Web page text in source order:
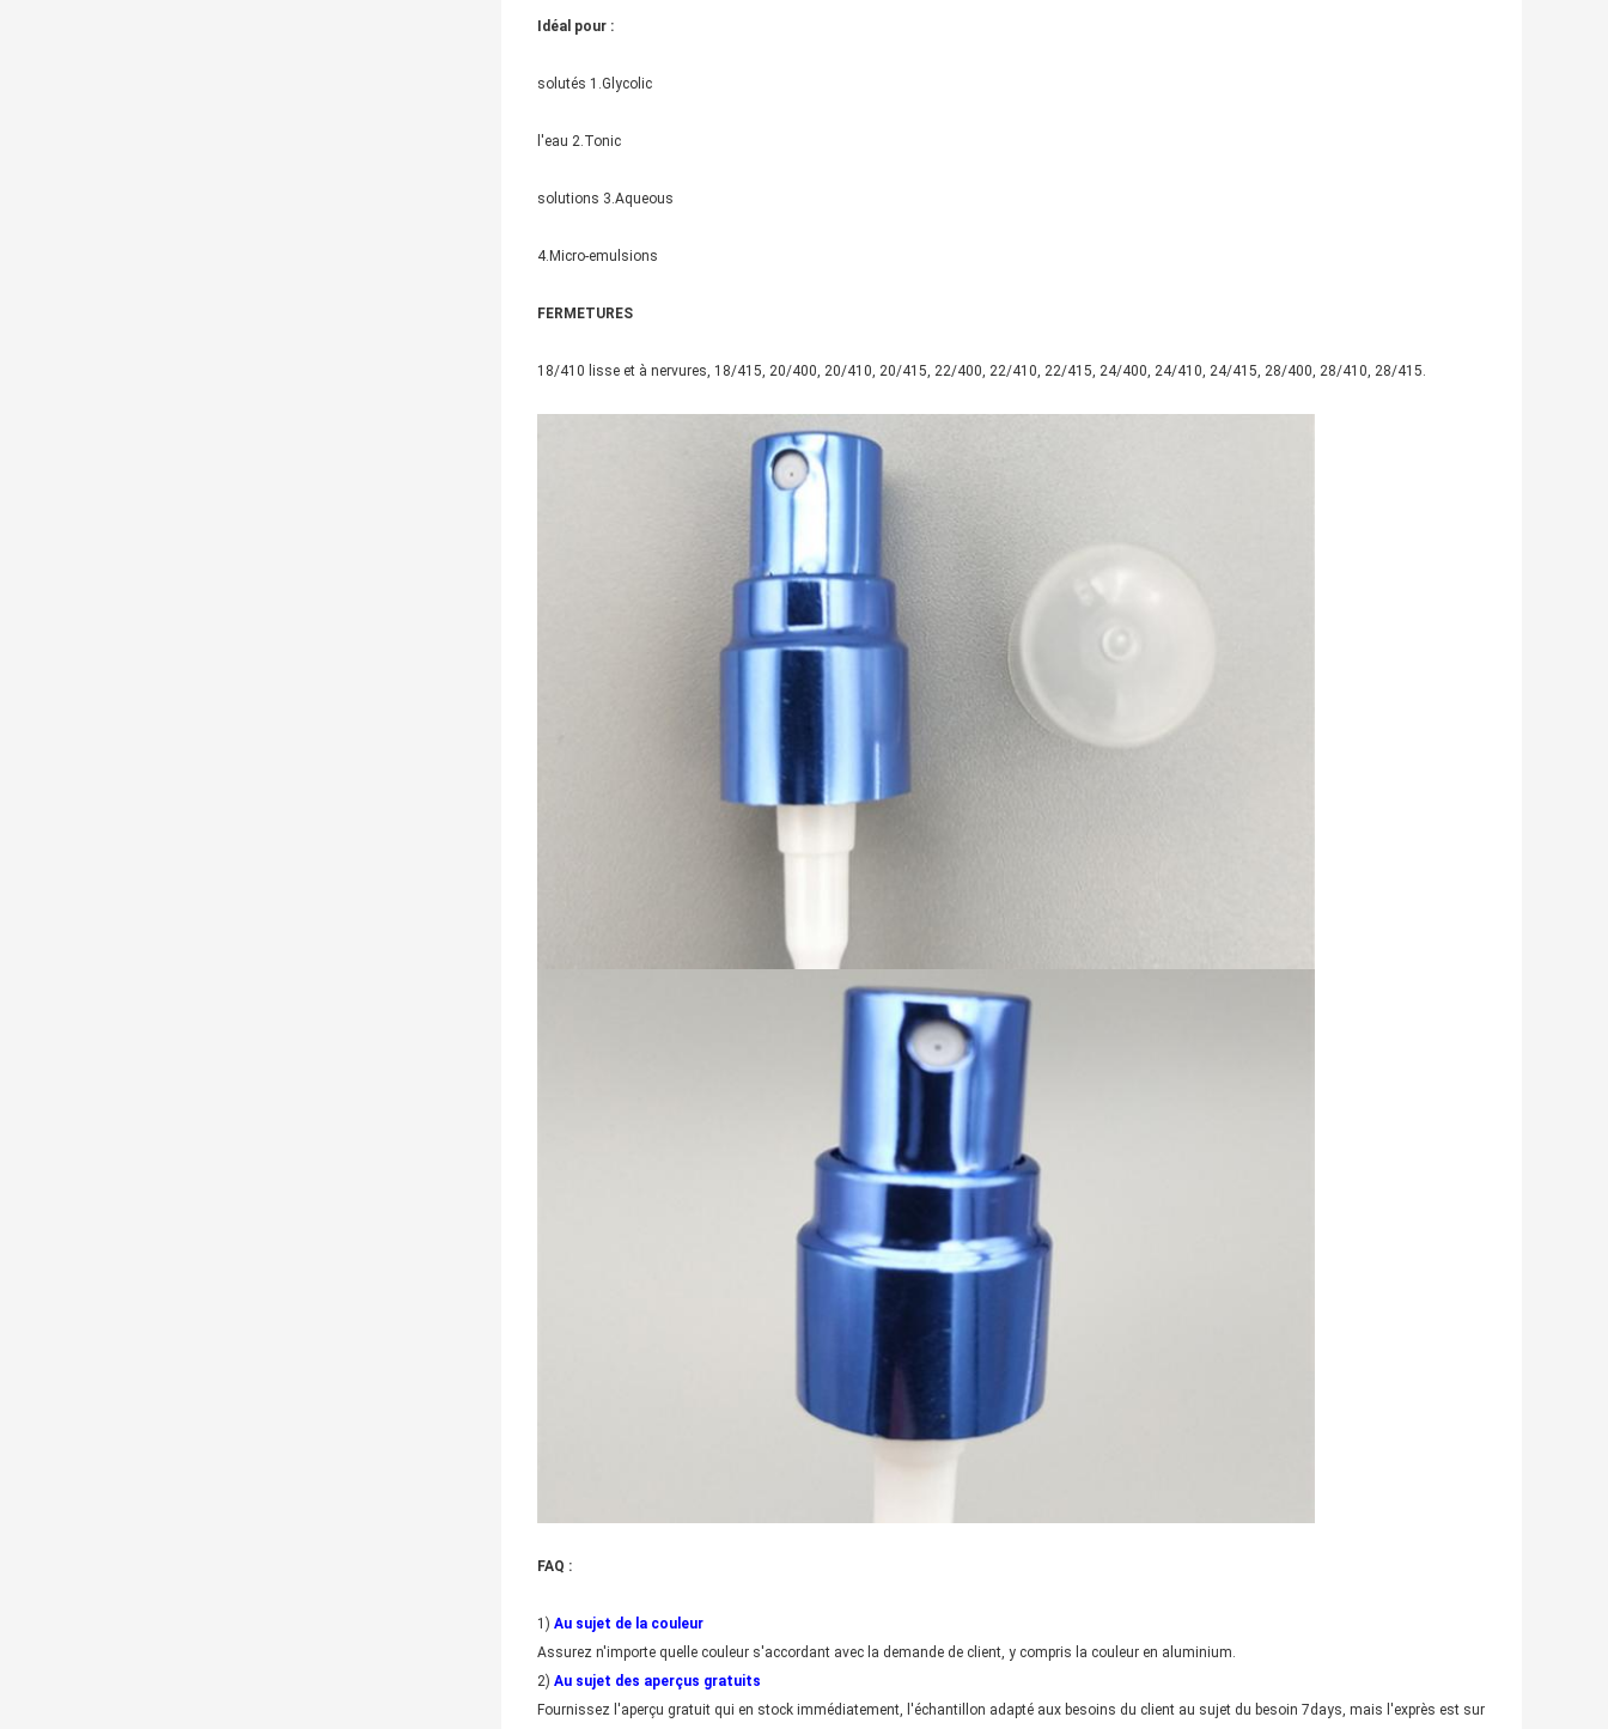
Idéal pour :
solutés 1.Glycolic
l'eau 2.Tonic
solutions 3.Aqueous
4.Micro-emulsions
FERMETURES
18/410 lisse et à nervures, 18/415, 20/400, 20/410, 20/415, 22/400, 22/410, 22/415, 24/400, 24/410, 24/415, 28/400, 28/410, 28/415.
FAQ :
1) Au sujet de la couleur
Assurez n'importe quelle couleur s'accordant avec la demande de client, y compris la couleur en aluminium.
2) Au sujet des aperçus gratuits
Fournissez l'aperçu gratuit qui en stock immédiatement, l'échantillon adapté aux besoins du client au sujet du besoin 7days, mais l'exprès est sur